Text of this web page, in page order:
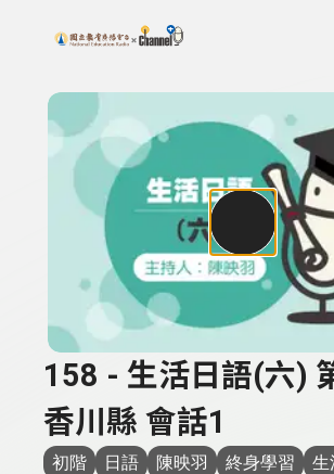
上方功能區塊
搜尋關鍵字：可輸入節目名稱、主持人
158 - 生活日語(六)
香川縣 會話1
初階 日語 陳映羽 終身學習
生